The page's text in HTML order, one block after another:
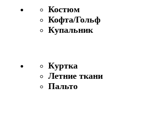
Костюм
Кофта/Гольф
Купальник
Куртка
Летние ткани
Пальто